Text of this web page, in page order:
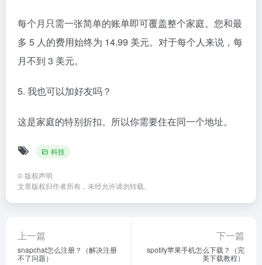
每个月只需一张简单的账单即可覆盖整个家庭。您和最
多 5 人的费用始终为 14.99 美元。对于每个人来说，每
月不到 3 美元。
5. 我也可以加好友吗？
这是家庭的特别折扣。所以你需要住在同一个地址。
科技
© 版权声明
文章版权归作者所有，未经允许请勿转载。
上一篇
snapchat怎么注册？（解决注册
不了问题）
下一篇
spotify苹果手机怎么下载？（完
美下载教程）